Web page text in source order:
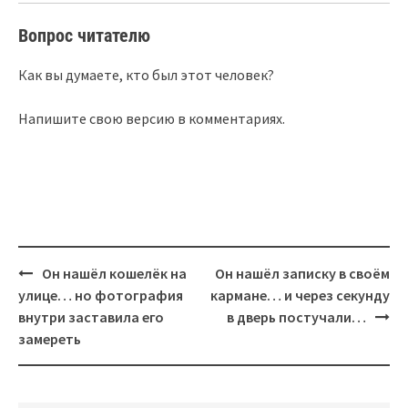
Вопрос читателю
Как вы думаете, кто был этот человек?
Напишите свою версию в комментариях.
Post
navigation
Он нашёл кошелёк на
улице… но фотография
внутри заставила его
замереть
Он нашёл записку в своём
кармане… и через секунду
в дверь постучали…